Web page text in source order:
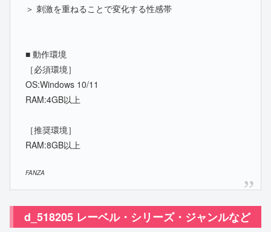
＞ 刺激を重ねることで変化する性感帯
■ 動作環境
［必須環境］
OS:Windows 10/11
RAM:4GB以上
［推奨環境］
RAM:8GB以上
FANZA
d_518205 レーベル・シリーズ・ジャンルなど